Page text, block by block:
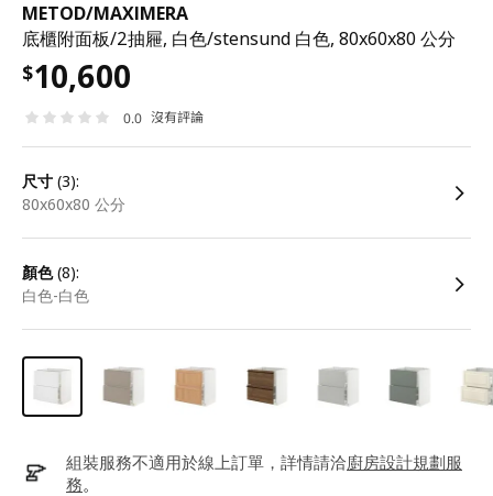
METOD/MAXIMERA
底櫃附面板/2抽屜, 白色/stensund 白色, 80x60x80 公分
$10,600
0.0 沒有評論
尺寸 (3):
80x60x80 公分
顏色(8):
白色-白色
組裝服務不適用於線上訂單，詳情請洽廚房設計規劃服
務。